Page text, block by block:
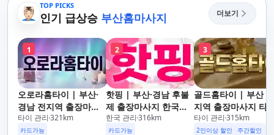
TOP PICKS
인기 급상승 부산홈마사지 더보기
1
오로라홈타이 | 부산·
경남 전지역 출장마사
지 24시간 홈타이
타이 관리 321km
카드가능
2
핫핑 | 부산·경남 후불
제 출장마사지 한국인
관리사
한국 관리 316km
카드가능
3
골드홈타이 | 부산 전
지역 출장마사지 타
아로마·스웨디시
타이 관리 315km
2인이상 할인 주간할인